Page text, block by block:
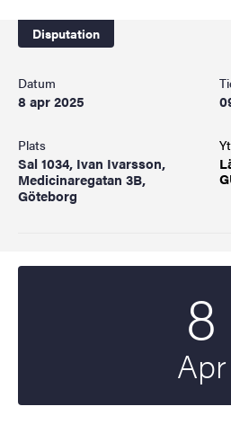
Disputation
Datum
8 apr 2025
Plats
Sal 1034, Ivan Ivarsson,
Medicinaregatan 3B,
Göteborg
8
Apr